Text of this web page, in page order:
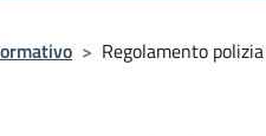
> Regolamento